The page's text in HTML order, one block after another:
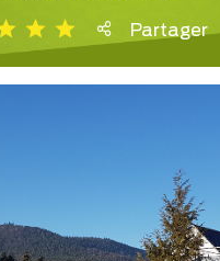
Partager